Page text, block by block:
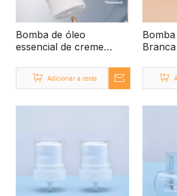
Bomba de óleo
essencial de creme
vidro
Adicionar a cesta